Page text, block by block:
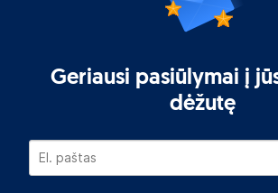
Geriausi pasiūlymai į
dėžutę